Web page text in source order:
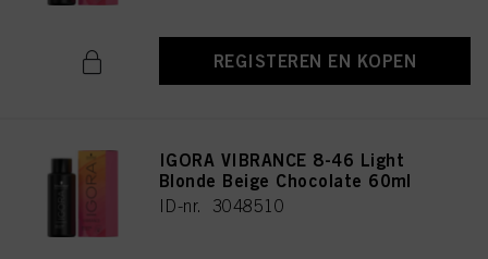
REGISTEREN EN KOPEN
IGORA VIBRANCE 8-46 Light
Blonde Beige Chocolate 60ml
ID-nr. 3048510